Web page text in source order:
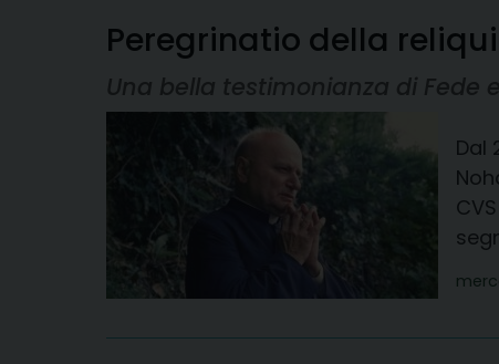
Peregrinatio della
Una bella testimonianza di Fede
Dal